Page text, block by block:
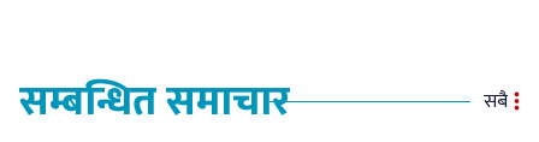
सम्बन्धित समाचार सबै